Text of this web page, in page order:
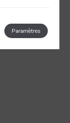
Paramètres